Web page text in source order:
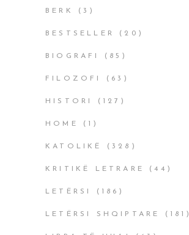
BERK (3)
BESTSELLER (20)
BIOGRAFI (85)
FILOZOFI (63)
HISTORI (127)
HOME (1)
KATOLIKË (328)
KRITIKË LETRARE (44)
LETËRSI (186)
LETËRSI SHQIPTARE (181)